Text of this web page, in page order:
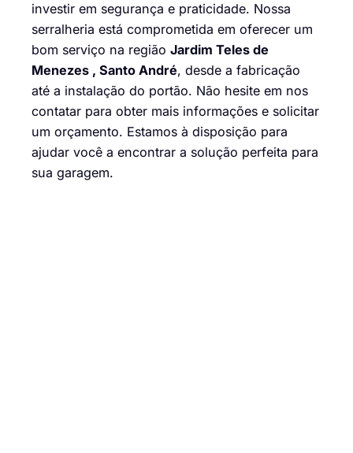
investir em segurança e praticidade. Nossa
serralheria está comprometida em oferecer um
bom serviço na região Jardim Teles de
Menezes , Santo André, desde a fabricação
até a instalação do portão. Não hesite em nos
contatar para obter mais informações e solicitar
um orçamento. Estamos à disposição para
ajudar você a encontrar a solução perfeita para
sua garagem.